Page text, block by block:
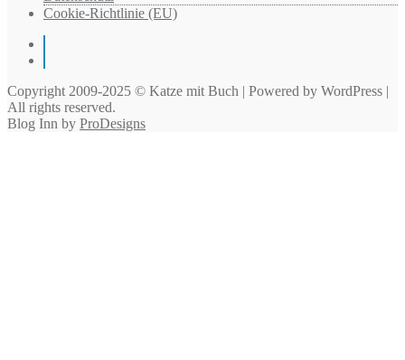
Cookie-Richtlinie (EU)
Copyright 2009-2025 © Katze mit Buch | Powered by WordPress |
All rights reserved.
Blog Inn by ProDesigns